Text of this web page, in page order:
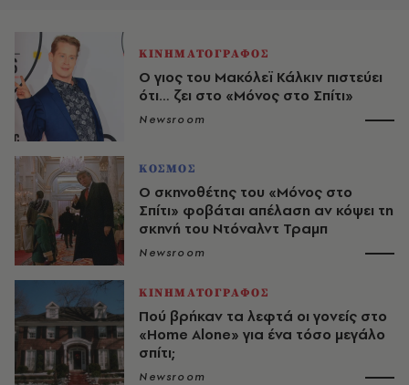
ΚΙΝΗΜΑΤΟΓΡΑΦΟΣ
Ο γιος του Μακόλεϊ Κάλκιν πιστεύει
ότι… ζει στο «Μόνος στο Σπίτι»
Newsroom
ΚΟΣΜΟΣ
Ο σκηνοθέτης του «Μόνος στο
Σπίτι» φοβάται απέλαση αν κόψει τη
σκηνή του Ντόναλντ Τραμπ
Newsroom
ΚΙΝΗΜΑΤΟΓΡΑΦΟΣ
Πού βρήκαν τα λεφτά οι γονείς στο
«Home Alone» για ένα τόσο μεγάλο
σπίτι;
Newsroom